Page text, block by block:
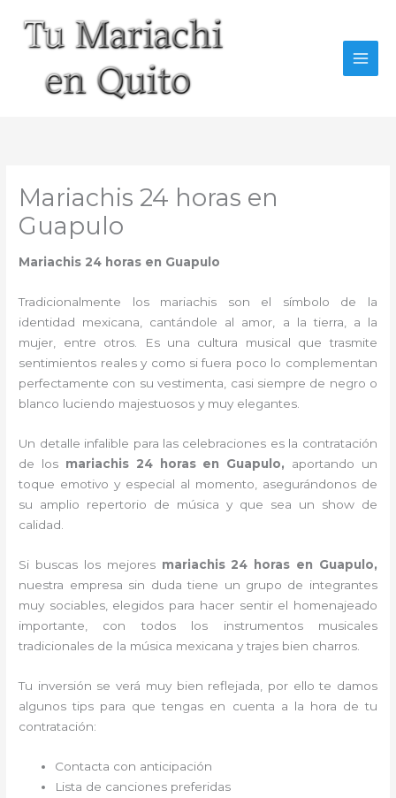
contenido
Mariachis 24 horas en
Guapulo
Mariachis 24 horas en Guapulo
Tradicionalmente los mariachis son el símbolo de la
identidad mexicana, cantándole al amor, a la tierra, a la
mujer, entre otros. Es una cultura musical que trasmite
sentimientos reales y como si fuera poco lo complementan
perfectamente con su vestimenta, casi siempre de negro o
blanco luciendo majestuosos y muy elegantes.
Un detalle infalible para las celebraciones es la contratación
de los mariachis 24 horas en Guapulo, aportando un
toque emotivo y especial al momento, asegurándonos de
su amplio repertorio de música y que sea un show de
calidad.
Si buscas los mejores mariachis 24 horas en Guapulo,
nuestra empresa sin duda tiene un grupo de integrantes
muy sociables, elegidos para hacer sentir el homenajeado
importante, con todos los instrumentos musicales
tradicionales de la música mexicana y trajes bien charros.
Tu inversión se verá muy bien reflejada, por ello te damos
algunos tips para que tengas en cuenta a la hora de tu
contratación:
Contacta con anticipación
Lista de canciones preferidas